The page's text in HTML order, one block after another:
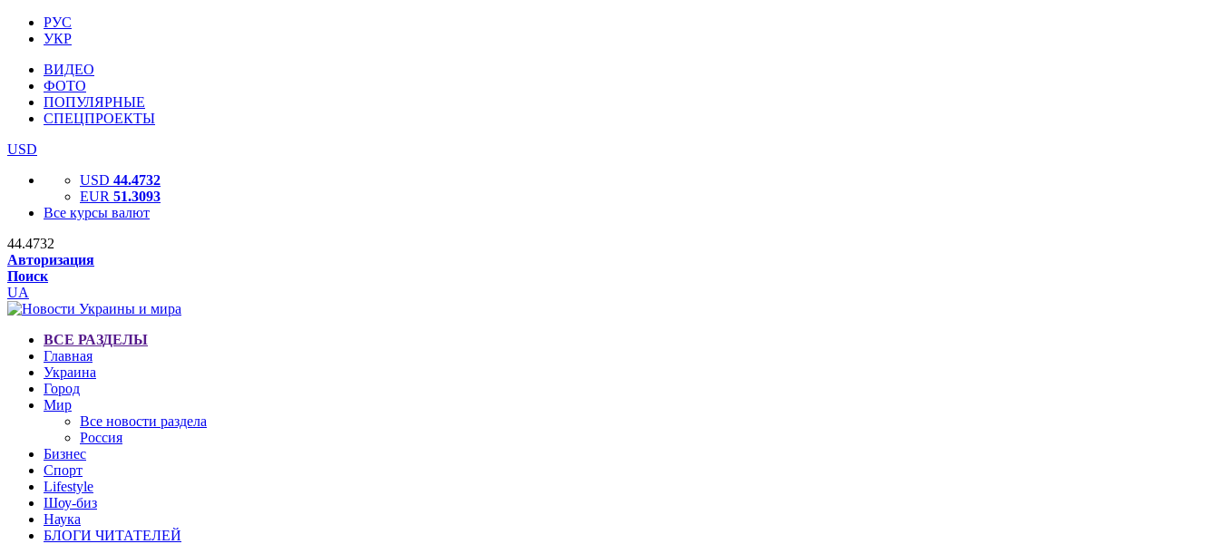
РУС
УКР
ВИДЕО
ФОТО
ПОПУЛЯРНЫЕ
СПЕЦПРОЕКТЫ
USD
USD 44.4732
EUR 51.3093
Все курсы валют
44.4732
Авторизация
Поиск
UA
ВСЕ РАЗДЕЛЫ
Главная
Украина
Город
Мир
Все новости раздела
Россия
Бизнес
Спорт
Lifestyle
Шоу-биз
Наука
БЛОГИ ЧИТАТЕЛЕЙ